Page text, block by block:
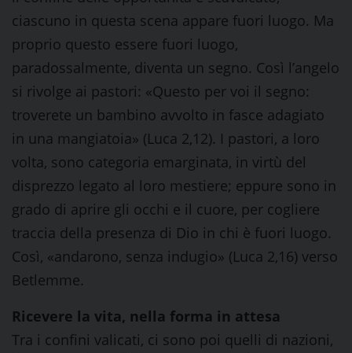
ciascuno in questa scena appare fuori luogo. Ma
proprio questo essere fuori luogo,
paradossalmente, diventa un segno. Così l’angelo
si rivolge ai pastori: «Questo per voi il segno:
troverete un bambino avvolto in fasce adagiato
in una mangiatoia» (Luca 2,12). I pastori, a loro
volta, sono categoria emarginata, in virtù del
disprezzo legato al loro mestiere; eppure sono in
grado di aprire gli occhi e il cuore, per cogliere
traccia della presenza di Dio in chi è fuori luogo.
Così, «andarono, senza indugio» (Luca 2,16) verso
Betlemme.
Ricevere la vita, nella forma in attesa
Tra i confini valicati, ci sono poi quelli di nazioni,